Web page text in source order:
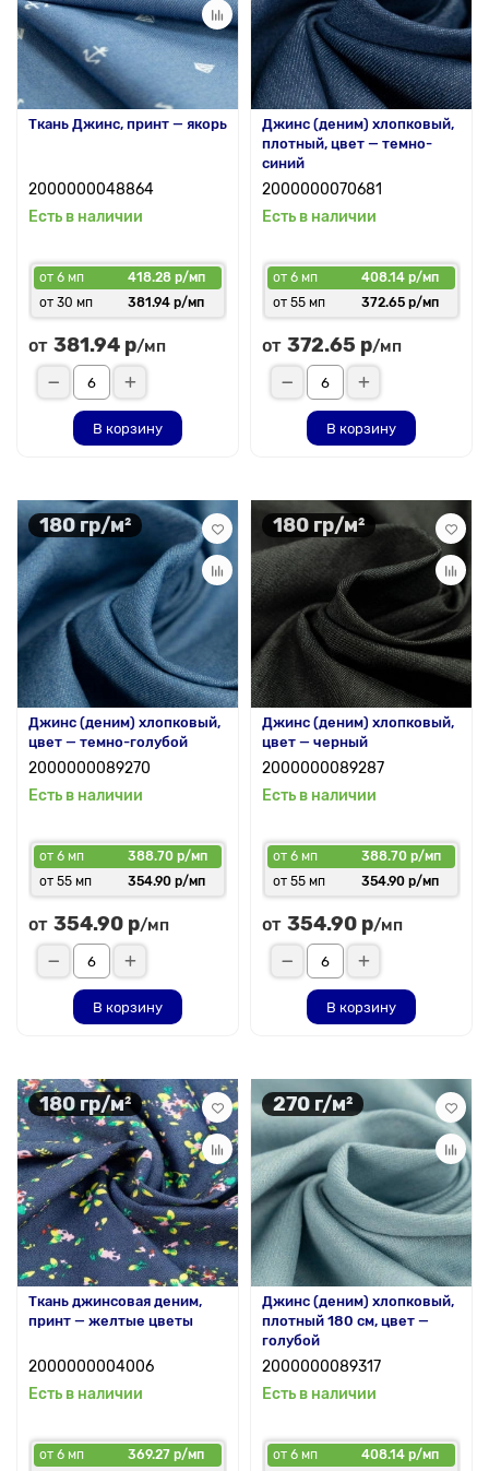
Ткань Джинс, принт — якорь
2000000048864
Есть в наличии
от 6 мп
418.28 р/мп
от 30 мп
381.94 р/мп
от 381.94 р/мп
В корзину
Джинс (деним) хлопковый,
плотный, цвет — темно-
синий
2000000070681
Есть в наличии
от 6 мп
408.14 р/мп
от 55 мп
372.65 р/мп
от 372.65 р/мп
В корзину
180 гр/м²
Джинс (деним) хлопковый,
цвет — темно-голубой
2000000089270
Есть в наличии
от 6 мп
388.70 р/мп
от 55 мп
354.90 р/мп
от 354.90 р/мп
В корзину
180 гр/м²
Джинс (деним) хлопковый,
цвет — черный
2000000089287
Есть в наличии
от 6 мп
388.70 р/мп
от 55 мп
354.90 р/мп
от 354.90 р/мп
В корзину
180 гр/м²
Ткань джинсовая деним,
принт — желтые цветы
2000000004006
Есть в наличии
от 6 мп
369.27 р/мп
270 г/м²
Джинс (деним) хлопковый,
плотный 180 см, цвет —
голубой
2000000089317
Есть в наличии
от 6 мп
408.14 р/мп